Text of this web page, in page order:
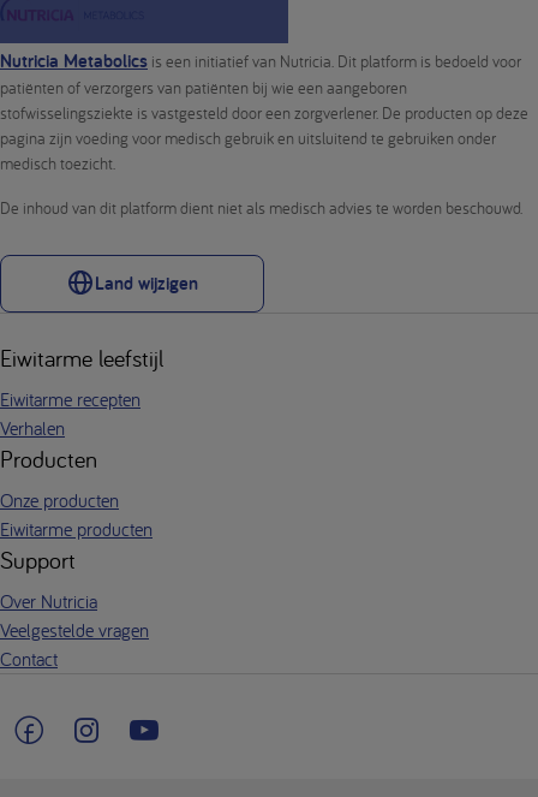
Nutricia Metabolics is een initiatief van Nutricia. Dit platform is bedoeld voor
patiënten of verzorgers van patiënten bij wie een aangeboren
stofwisselingsziekte is vastgesteld door een zorgverlener. De producten op deze
pagina zijn voeding voor medisch gebruik en uitsluitend te gebruiken onder
medisch toezicht.
De inhoud van dit platform dient niet als medisch advies te worden beschouwd.
Land wijzigen
Eiwitarme leefstijl
Eiwitarme recepten
Verhalen
Producten
Onze producten
Eiwitarme producten
Support
Over Nutricia
Veelgestelde vragen
Contact